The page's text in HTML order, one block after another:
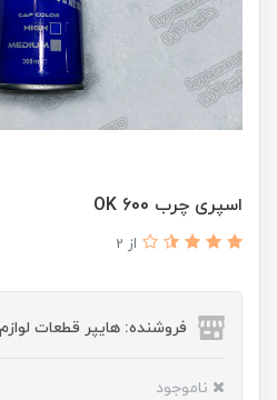
اسپری چرب 600 OK
از 2
فروشنده: هایپر قطعات
ناموجود